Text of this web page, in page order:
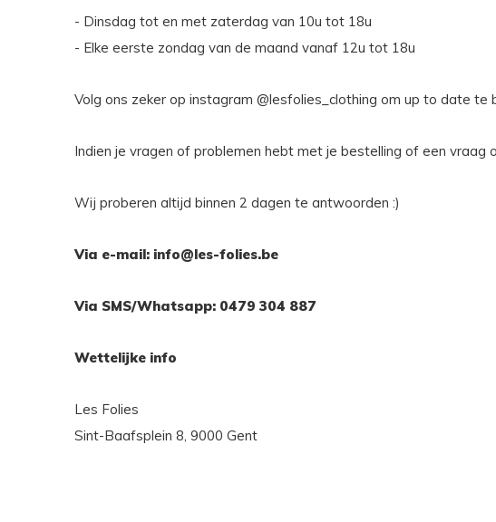
- Dinsdag tot en met zaterdag van 10u tot 18u
- Elke eerste zondag van de maand vanaf 12u tot 18u
Volg ons zeker op instagram @lesfolies_clothing om up to date
Indien je vragen of problemen hebt met je bestelling of een
Wij proberen altijd binnen 2 dagen te antwoorden :)
Via e-mail: info@les-folies.be
Via SMS/Whatsapp: 0479 304 887
Wettelijke info
Les Folies
Sint-Baafsplein 8, 9000 Gent